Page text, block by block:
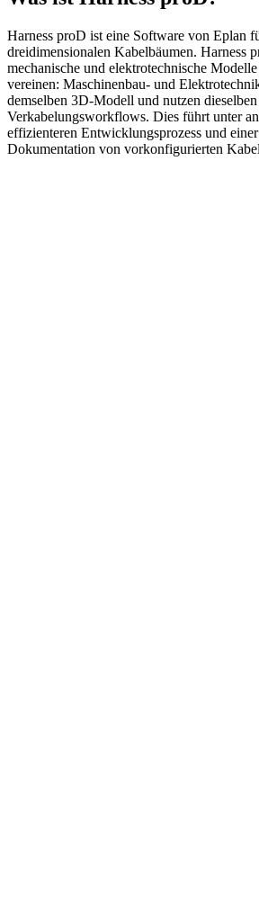
Harness proD ist eine Software von Eplan
dreidimensionalen Kabelbäumen. Harness
mechanische und elektrotechnische
vereinen: Maschinenbau- und
demselben 3D-Modell und nutzen
Verkabelungsworkflows. Dies führt unter
effizienteren Entwicklungsprozess und
Dokumentation von vorkonfigurierten